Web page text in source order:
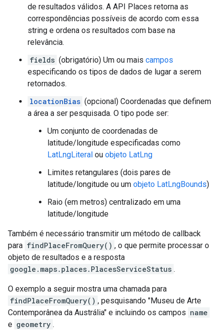
de resultados válidos. A API Places retorna as
correspondências possíveis de acordo com essa
string e ordena os resultados com base na
relevância.
fields (obrigatório) Um ou mais campos
especificando os tipos de dados de lugar a serem
retornados.
locationBias (opcional) Coordenadas que definem
a área a ser pesquisada. O tipo pode ser:
Um conjunto de coordenadas de
latitude/longitude especificadas como
LatLngLiteral ou objeto LatLng
Limites retangulares (dois pares de
latitude/longitude ou um objeto LatLngBounds)
Raio (em metros) centralizado em uma
latitude/longitude
Também é necessário transmitir um método de callback
para findPlaceFromQuery() , o que permite processar o
objeto de resultados e a resposta
google.maps.places.PlacesServiceStatus .
O exemplo a seguir mostra uma chamada para
findPlaceFromQuery() , pesquisando "Museu de Arte
Contemporânea da Austrália" e incluindo os campos name
e geometry .